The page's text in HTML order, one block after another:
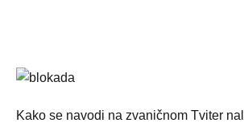
Kako se navodi na zvaničnom Tviter